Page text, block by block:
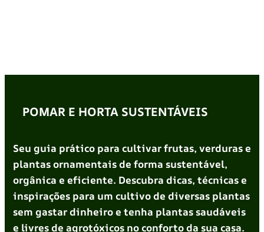
POMAR E HORTA SUSTENTÁVEIS
Seu guia prático para cultivar frutas, verduras e
plantas ornamentais de forma sustentável,
orgânica e eficiente. Descubra dicas, técnicas e
inspirações para um cultivo de diversas plantas
sem gastar dinheiro e tenha plantas saudáveis
e livres de agrotóxicos no conforto da sua casa.